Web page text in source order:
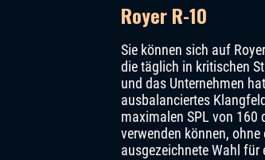
Royer R-10
Sie können sich auf
die täglich in kritischen
und das Unternehmen
ausbalanciertes
maximalen SPL von 160
verwenden können,
ausgezeichnete Wahl für